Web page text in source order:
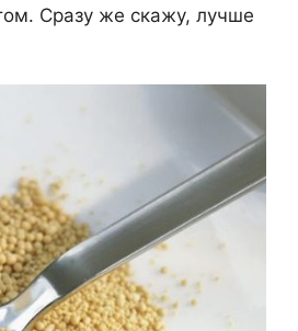
Сразу же скажу, лучше